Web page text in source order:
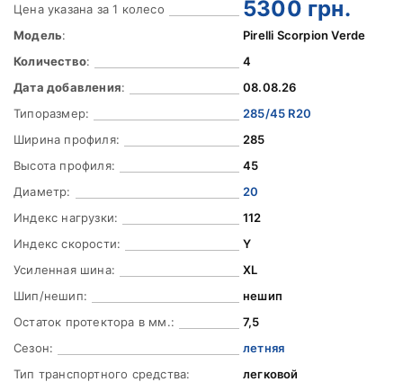
Цена указана за 1 колесо 5300 грн.
Модель:
Pirelli Scorpion Verde
Количество:
4
Дата добавления:
08.08.26
Типоразмер:
285/45 R20
Ширина профиля:
285
Высота профиля:
45
Диаметр:
20
Индекс нагрузки:
112
Индекс скорости:
Y
Усиленная шина:
XL
Шип/нешип:
нешип
Остаток протектора в мм.:
7,5
Сезон:
летняя
Тип транспортного средства:
легковой